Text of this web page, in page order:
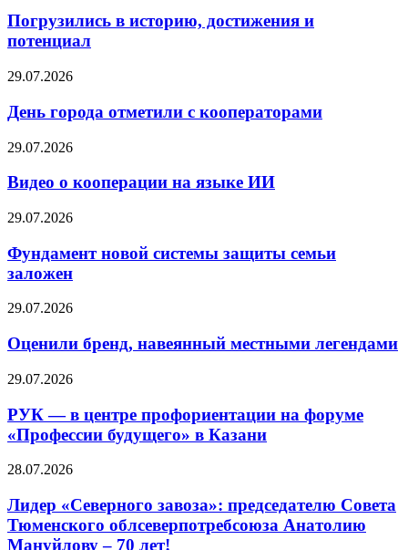
Погрузились в историю, достижения и
потенциал
29.07.2026
День города отметили с кооператорами
29.07.2026
Видео о кооперации на языке ИИ
29.07.2026
Фундамент новой системы защиты семьи
заложен
29.07.2026
Оценили бренд, навеянный местными легендами
29.07.2026
РУК — в центре профориентации на форуме
«Профессии будущего» в Казани
28.07.2026
Лидер «Северного завоза»: председателю Совета
Тюменского облсеверпотребсоюза Анатолию
Мануйлову – 70 лет!